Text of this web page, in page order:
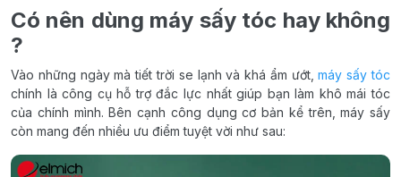
Có nên dùng máy sấy tóc hay không
?
Vào những ngày mà tiết trời se lạnh và khá ẩm ướt,máy sấy tóc
chính là công cụ hỗ trợ đắc lực nhất giúp bạn làm khô mái tóc
của chính mình. Bên cạnh công dụng cơ bản kể trên, máy sấy
còn mang đến nhiều ưu điểm tuyệt vời như sau: